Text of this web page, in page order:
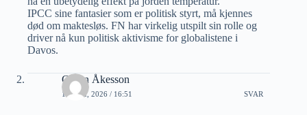
IPCC sine fantasier som er politisk styrt, må kjennes
død om maktesløs. FN har virkelig utspilt sin rolle og
driver nå kun politisk aktivisme for globalistene i
Davos.
Göran Åkesson
12 MAI, 2026 / 16:51 SVAR